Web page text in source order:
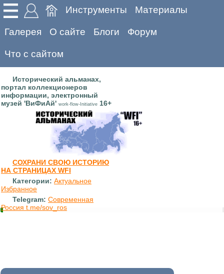
Инструменты Материалы
Галерея О сайте Блоги Форум
Что с сайтом
Исторический альманах,
портал коллекционеров
информации, электронный
музей 'ВиФиАй' work-flow-Initiative 16+
СОХРАНИ СВОЮ ИСТОРИЮ
НА СТРАНИЦАХ WFI
Категории: Актуальное
Избранное
Telegram: Современная
Россия t.me/sov_ros